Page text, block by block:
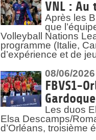
VNL : Au
Après les
que
Volleyball Nations
programme (Italie,
d’expérience et de
08/06/2026
FBVS1-
Les duos
Elsa Descamps/
d’Orléans, troisième